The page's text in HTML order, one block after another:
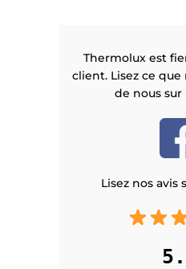
Thermolux est
client. Lisez ce
de nous sur
Lisez nos avis